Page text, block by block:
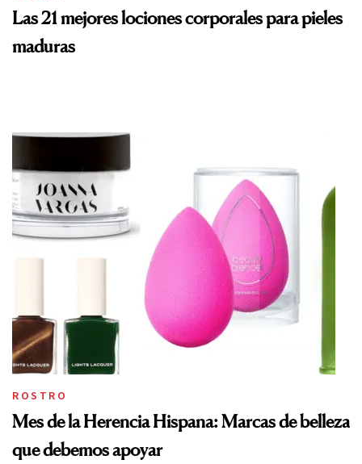
Las 21 mejores lociones corporales para pieles
maduras
ROSTRO
Mes de la Herencia Hispana: Marcas de belleza
que debemos apoyar